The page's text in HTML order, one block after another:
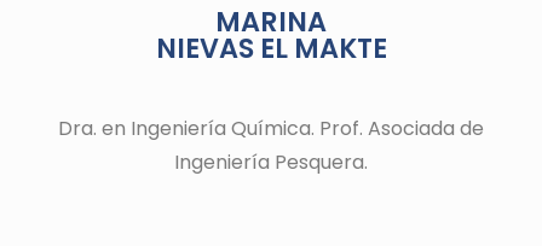
MARINA
NIEVAS EL MAKTE
Dra. en Ingeniería Química. Prof. Asociada de
Ingeniería Pesquera.